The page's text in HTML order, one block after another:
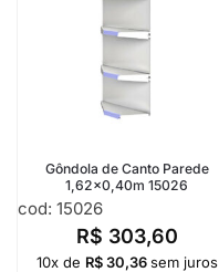
Gôndola de Canto Parede
1,62×0,40m 15026
cod: 15026
R$ 303,60
10x de R$30,36 sem juros